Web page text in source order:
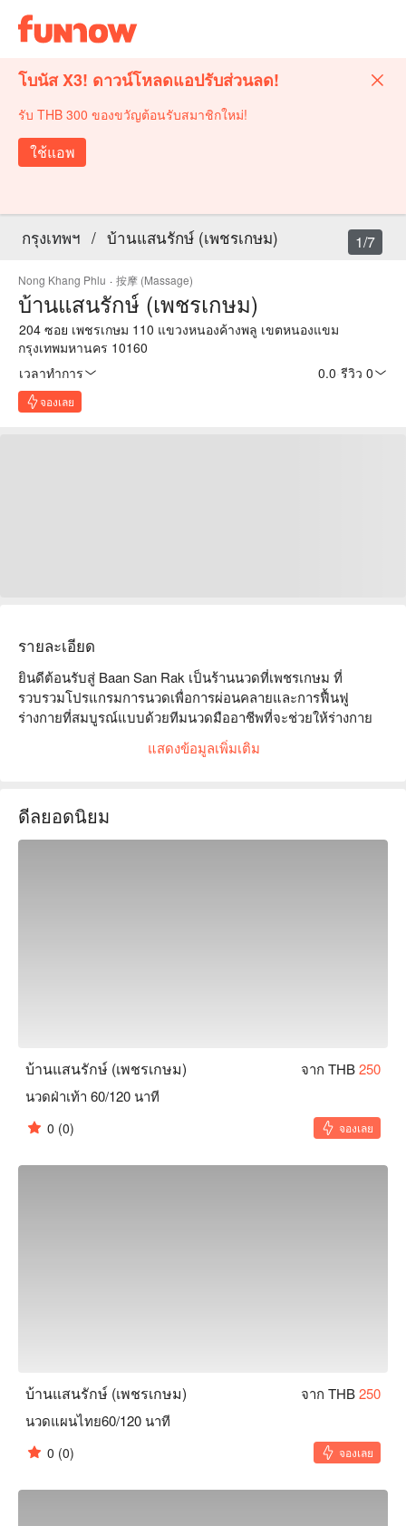
โบนัส X3! ดาวน์โหลดแอปรับส่วนลด!
รับ THB 300 ของขวัญต้อนรับสมาชิกใหม่!
ใช้แอพ
กรุงเทพฯ / บ้านแสนรักษ์ (เพชรเกษม)
Nong Khang Phlu · 按摩 (Massage)
บ้านแสนรักษ์ (เพชรเกษม)
204 ซอย เพชรเกษม 110 แขวงหนองค้างพลู เขตหนองแขม
กรุงเทพมหานคร 10160
เวลาทำการ
0.0 รีวิว 0
จองเลย
1/7
รายละเอียด
ยินดีต้อนรับสู่ Baan San Rak เป็นร้านนวดที่เพชรเกษม ที่
รวบรวมโปรแกรมการนวดเพื่อการผ่อนคลายและการฟื้นฟู
ร่างกายที่สมบูรณ์แบบด้วยทีมนวดมืออาชีพที่จะช่วยให้ร่างกาย
ของคุณผ่อนคลายและมีสุขภาพที่ดียิ่งขึ้น
ที่ Baan San Rak เราเชื่อว่าการนวดเป็นส่วนสำคัญของการดูแล
ความเครียดในชีวิตประจำวันและได้สัมผัสประสบการณ์การนวด
ทีมนวดมืออาชีพของเราผ่านการฝึกอบรมมาอย่างดีและพร้อมที่
แสดงข้อมูลเพิ่มเติม
ดีลยอดนิยม
บ้านแสนรักษ์ (เพชรเกษม) จาก THB250
นวดฝ่าเท้า 60/120 นาที
0 (0) จองเลย
บ้านแสนรักษ์ (เพชรเกษม) จาก THB250
นวดแผนไทย60/120 นาที
0 (0) จองเลย